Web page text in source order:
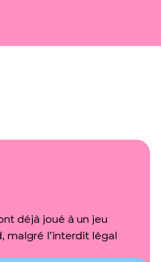
déjà joué à un jeu
malgré l’interdit légal